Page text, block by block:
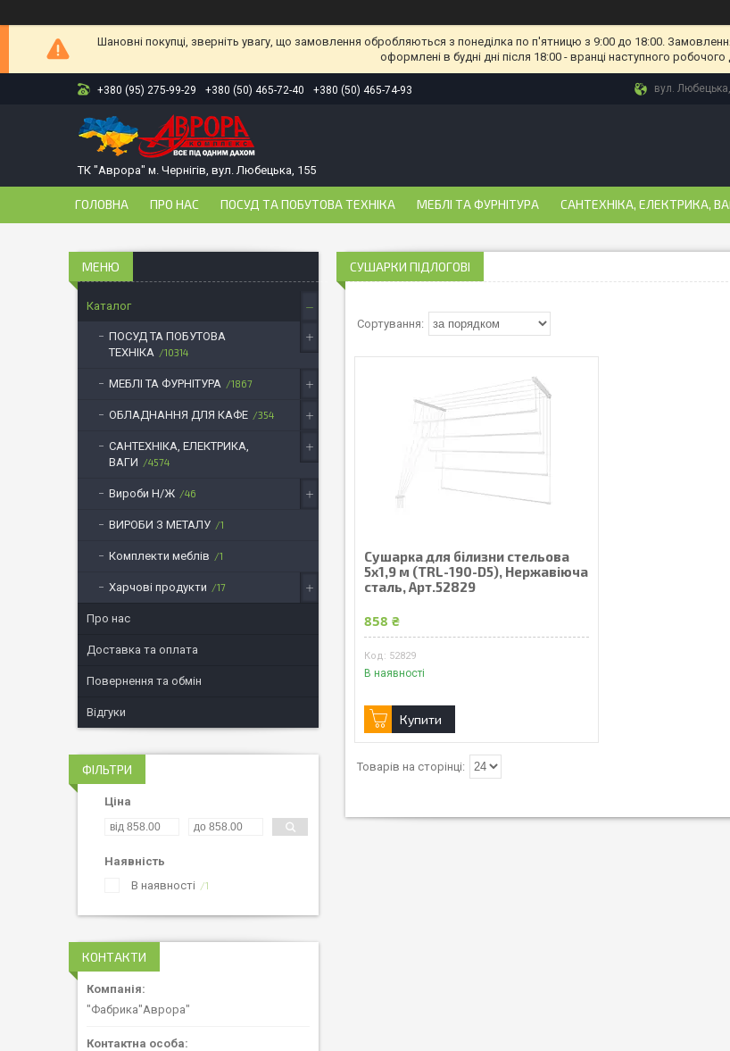
Шановні покупці, зверніть увагу, що замовлення обробляються з понеділка по п'ятницю з 9:00 до 18:00.
оформлені в будні дні після 18:00 - вранці наступного
+380 (95) 275-99-29 +380 (50) 465-72-40 +380 (50) 465-74-93 вул. Любецька,
ТК "Аврора" м. Чернігів, вул. Любецька, 155
ГОЛОВНА ПРО НАС ПОСУД ТА ПОБУТОВА ТЕХНІКА МЕБЛІ ТА ФУРНІТУРА САНТЕХНІКА, ЕЛЕКТРИКА,
СУШАРКИ ПІДЛОГОВІ
Сушарка для білизни стельова
5х1,9 м (TRL-190-D5), Нержавіюча
сталь, Арт.52829
858 ₴
52829
В наявності
Купити
Каталог
ПОСУД ТА ПОБУТОВА
ТЕХНІКА
10314
МЕБЛІ ТА ФУРНІТУРА 1867
ОБЛАДНАННЯ ДЛЯ КАФЕ 354
САНТЕХНІКА, ЕЛЕКТРИКА,
ВАГИ
4574
Вироби Н/Ж 46
ВИРОБИ З МЕТАЛУ 1
Комплекти меблів 1
Харчові продукти 17
Про нас
Доставка та оплата
Повернення та обмін
Відгуки
ФІЛЬТРИ
Ціна
Наявність
В наявності
1
КОНТАКТИ
"Фабрика"Аврора"